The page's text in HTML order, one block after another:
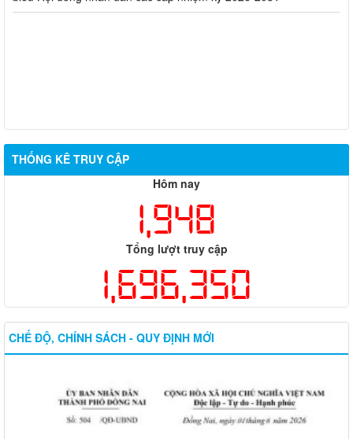
THỐNG KÊ TRUY CẬP
Hôm nay
1,948
Tổng lượt truy cập
1,696,350
CHẾ ĐỘ, CHÍNH SÁCH - QUY ĐỊNH MỚI